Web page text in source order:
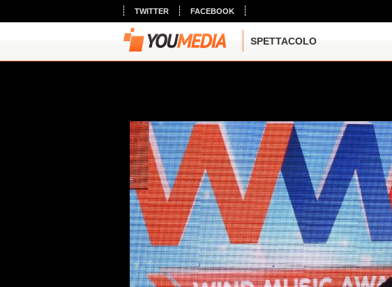
TWITTER FACEBOOK
SPETTACOLO